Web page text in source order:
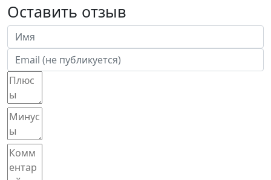
Оставить отзыв